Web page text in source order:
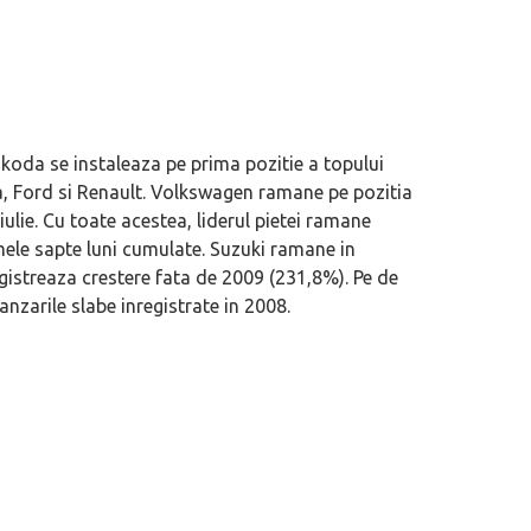
se instaleaza pe prima pozitie a topului
si Renault. Volkswagen ramane pe pozitia
Cu toate acestea, liderul pietei ramane
sapte luni cumulate. Suzuki ramane in
crestere fata de 2009 (231,8%). Pe de
slabe inregistrate in 2008.